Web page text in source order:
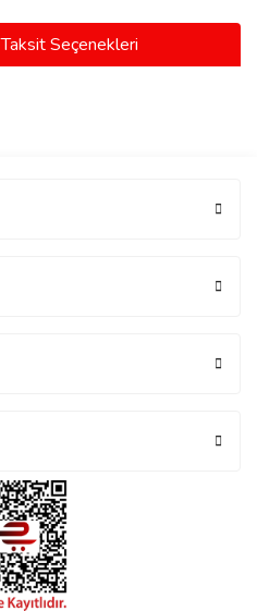
Taksit Seçenekleri